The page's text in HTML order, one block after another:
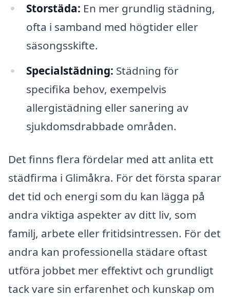
Storstäda: En mer grundlig städning,
ofta i samband med högtider eller
säsongsskifte.
Specialstädning: Städning för
specifika behov, exempelvis
allergistädning eller sanering av
sjukdomsdrabbade områden.
Det finns flera fördelar med att anlita ett
städfirma i Glimåkra. För det första sparar
det tid och energi som du kan lägga på
andra viktiga aspekter av ditt liv, som
familj, arbete eller fritidsintressen. För det
andra kan professionella städare oftast
utföra jobbet mer effektivt och grundligt
tack vare sin erfarenhet och kunskap om